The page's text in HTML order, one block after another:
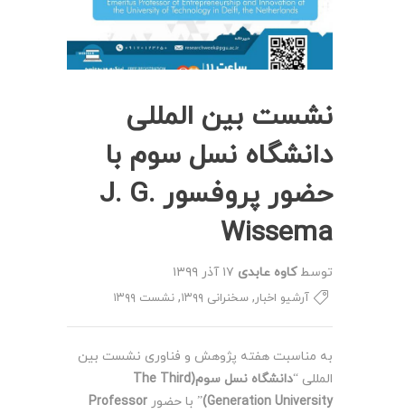
نشست بین المللی
دانشگاه نسل سوم با
حضور پروفسور J. G.
Wissema
توسطکاوه عابدی ۱۷ آذر ۱۳۹۹
آرشیو اخبار, سخنرانی ۱۳۹۹ , نشست ۱۳۹۹
به مناسبت هفته پژوهش و فناوری نشست بین
المللی “
دانشگاه نسل سوم(The Third
Generation University) ” با حضور Professor